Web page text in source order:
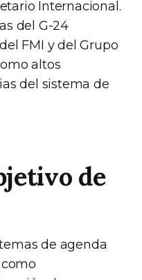
Internacional.
del G-24
FMI y del Grupo
altos
del sistema de
de
de agenda